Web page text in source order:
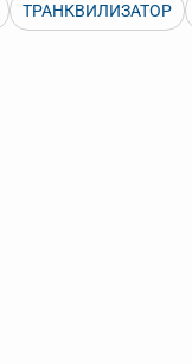
ТРАНКВИЛИЗАТОР